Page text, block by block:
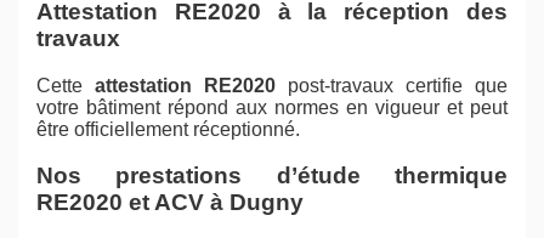
Attestation RE2020 à la réception des
travaux
Cette attestation RE2020 post-travaux certifie que
votre bâtiment répond aux normes en vigueur et peut
être officiellement réceptionné.
Nos prestations d’étude thermique
RE2020 et ACV à Dugny